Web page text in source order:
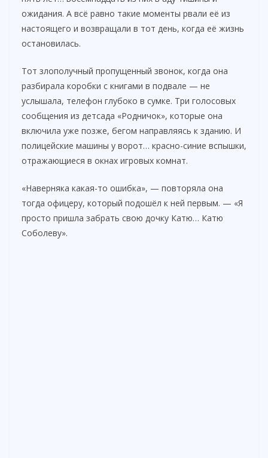
ожидания. А всё равно такие моменты рвали её из
настоящего и возвращали в тот день, когда её жизнь
остановилась.
Тот злополучный пропущенный звонок, когда она
разбирала коробки с книгами в подвале — не
услышала, телефон глубоко в сумке. Три голосовых
сообщения из детсада «Родничок», которые она
включила уже позже, бегом направляясь к зданию. И
полицейские машины у ворот… красно-синие вспышки,
отражающиеся в окнах игровых комнат.
«Наверняка какая-то ошибка», — повторяла она
тогда офицеру, который подошёл к ней первым. — «Я
просто пришла забрать свою дочку Катю… Катю
Соболеву».